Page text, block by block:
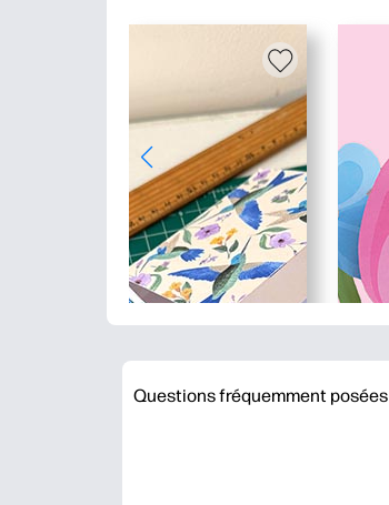
Questions fréquemment posées